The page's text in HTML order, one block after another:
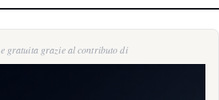
gratuita grazie al contributo di